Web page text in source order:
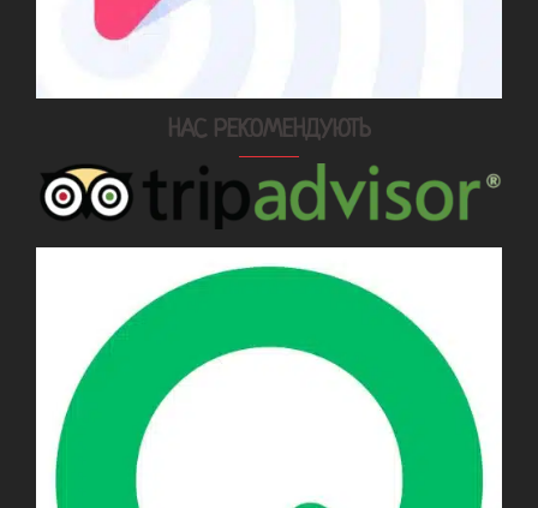
НАС РЕКОМЕНДУЮТЬ